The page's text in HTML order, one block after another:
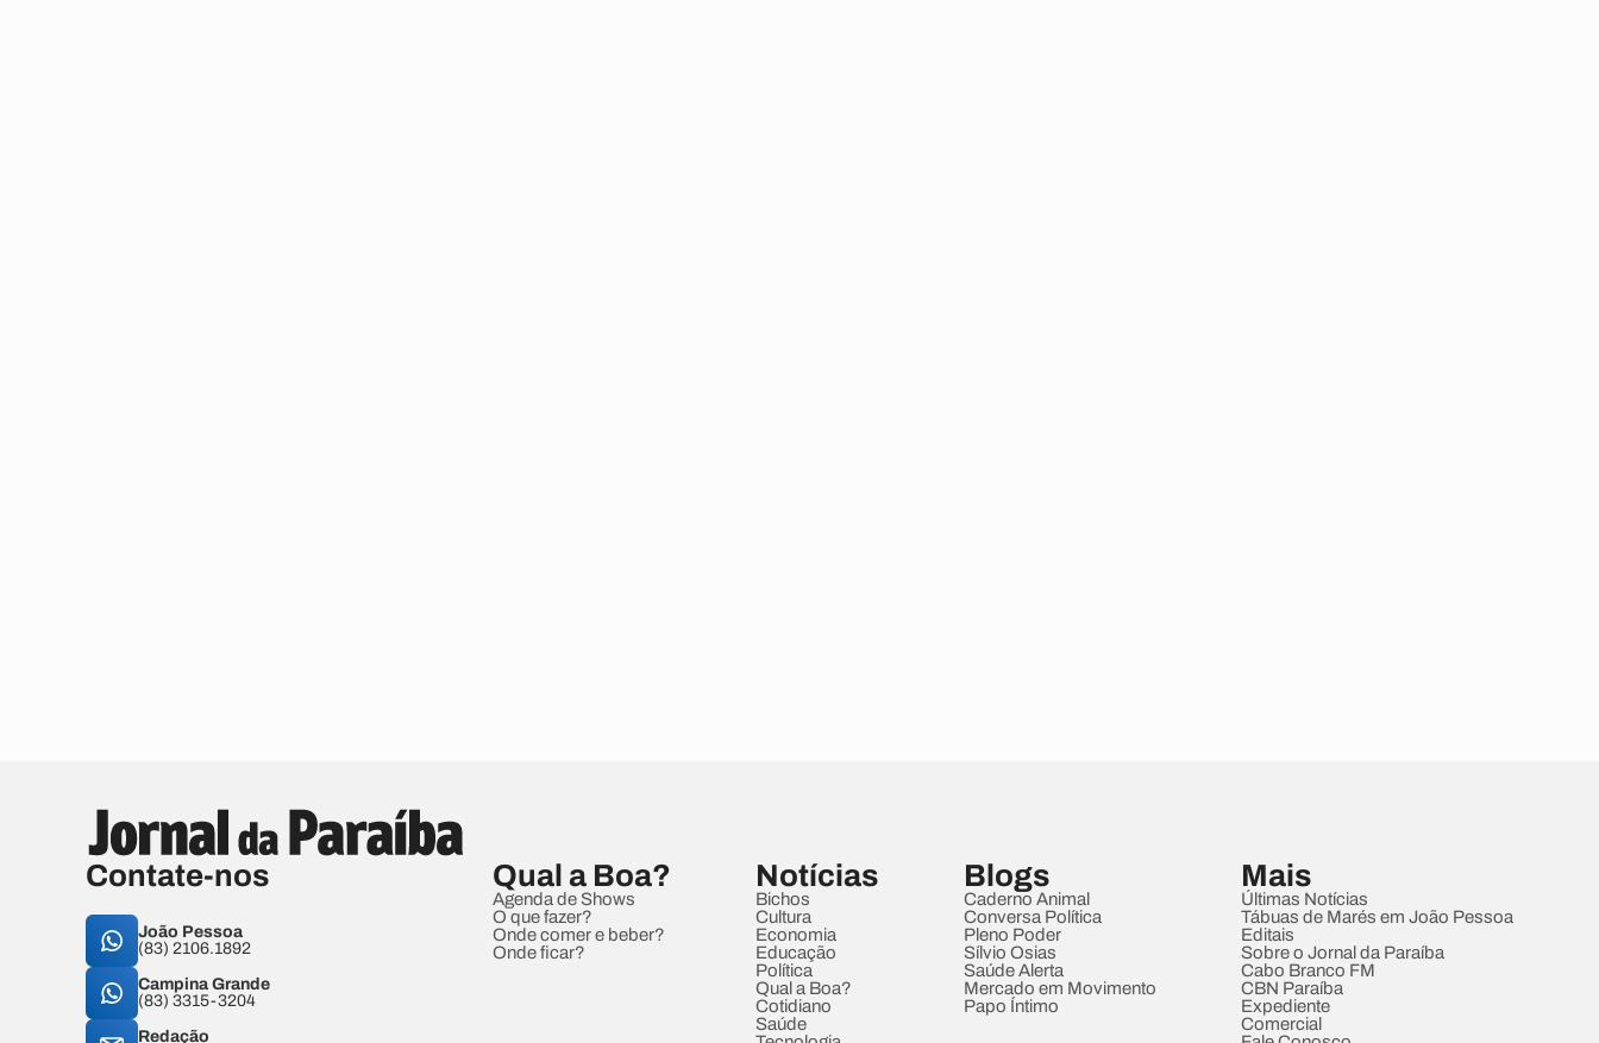
Contate-nos
João Pessoa
(83) 2106.1892
Campina Grande
(83) 3315-3204
Redação
Qual a Boa?
Agenda de Shows
O que fazer?
Onde comer e beber?
Onde ficar?
Notícias
Bichos
Cultura
Economia
Educação
Política
Qual a Boa?
Cotidiano
Saúde
Blogs
Caderno Animal
Conversa Política
Pleno Poder
Sílvio Osias
Saúde Alerta
Mercado em Movimento
Papo Íntimo
Mais
Últimas Notícias
Tábuas de Marés em João Pessoa
Editais
Sobre o Jornal da Paraíba
Cabo Branco FM
CBN Paraíba
Expediente
Comercial